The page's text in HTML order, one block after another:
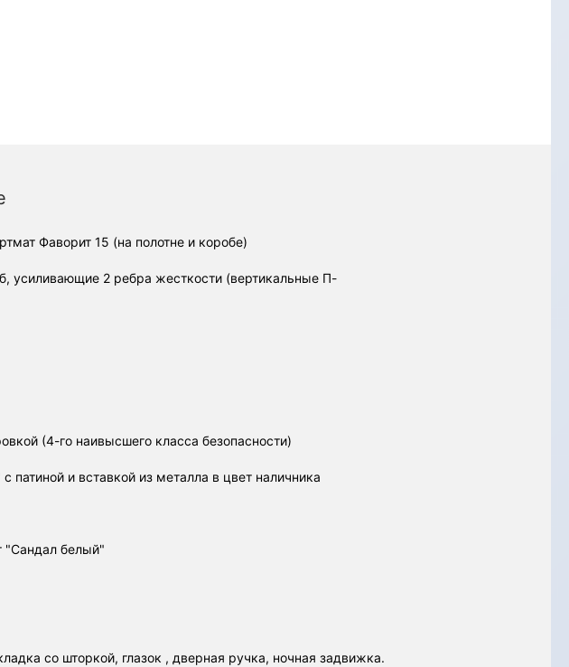
Фаворит 15 (на полотне и коробе)
усиливающие 2 ребра жесткости (вертикальные П-
(4-го наивысшего класса безопасности)
и вставкой из металла в цвет наличника
"Сандал белый"
со шторкой, глазок , дверная ручка, ночная задвижка.